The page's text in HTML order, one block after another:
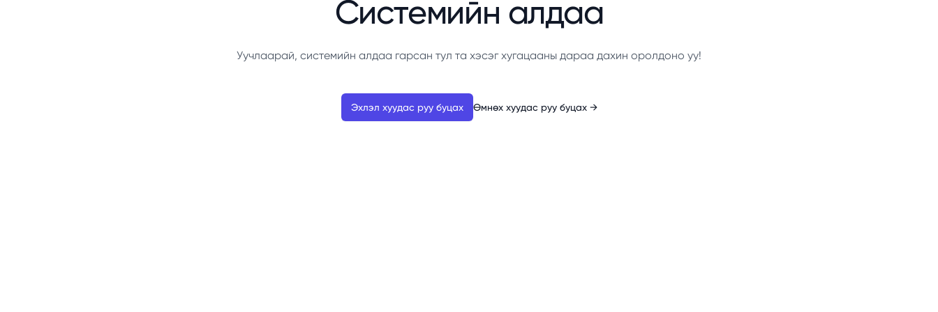
Системийн алдаа
Уучлаарай, системийн алдаа гарсан тул та хэсэг хугацааны дараа дахин оролдоно уу!
Эхлэл хуудас руу буцах Өмнөх хуудас руу буцах →